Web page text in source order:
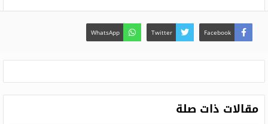
Facebook
Twitter
WhatsApp
مقالات ذات صلة